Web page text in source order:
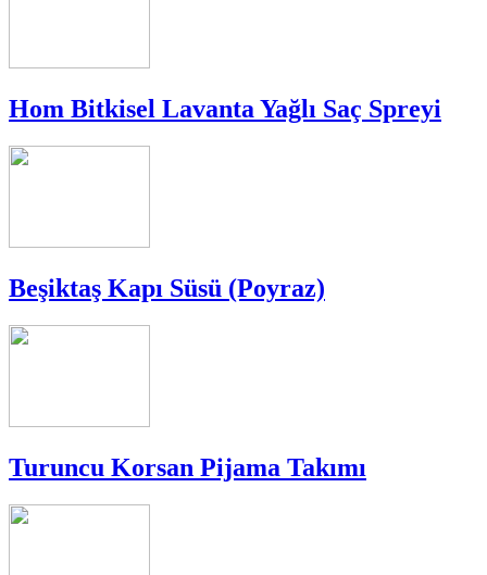
Hom Bitkisel Lavanta Yağlı Saç Spreyi
Beşiktaş Kapı Süsü (Poyraz)
Turuncu Korsan Pijama Takımı